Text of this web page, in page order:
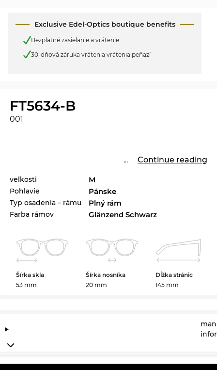
Exclusive Edel-Optics boutique benefits
Bezplatné zasielanie a vrátenie
30-dňová záruka vrátenia vrátenia peňazí
FT5634-B
001
... Continue reading
veľkosti M
Pohlavie Pánske
Typ osadenia – rámu Plný rám
Farba rámov Glänzend Schwarz
Šírka skla
53 mm
Šírka nosníka
20 mm
Dĺžka stránic
145 mm